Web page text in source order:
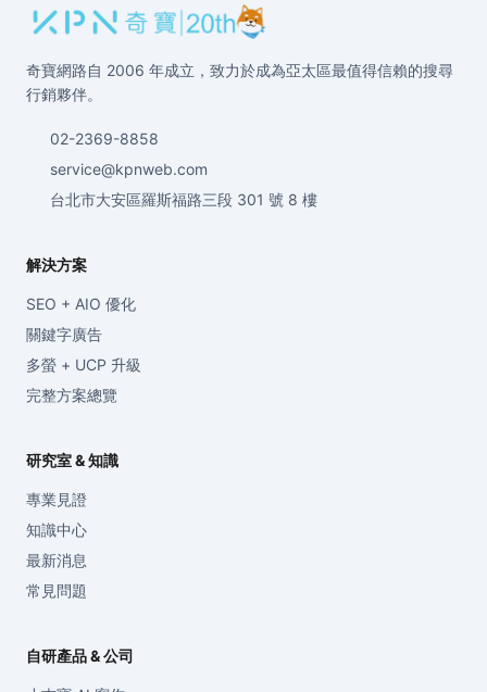
奇寶網路自 2006 年成立，致力於成為亞太區最值得信賴的搜尋
行銷夥伴。
02-2369-8858
service@kpnweb.com
台北市大安區羅斯福路三段 301 號 8 樓
解決方案
SEO + AIO 優化
關鍵字廣告
多螢 + UCP 升級
完整方案總覽
研究室 & 知識
專業見證
知識中心
最新消息
常見問題
自研產品 & 公司